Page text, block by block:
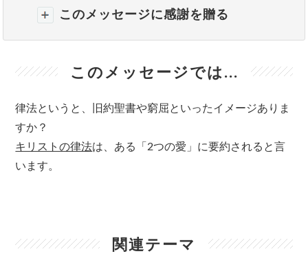
このメッセージに感謝を贈る
このメッセージでは...
律法というと、旧約聖書や窮屈といったイメージありま
すか？
キリストの律法は、ある「2つの愛」に要約されると言
います。
関連テーマ